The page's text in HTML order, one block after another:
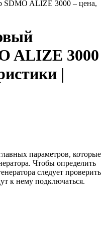
SDMO ALIZE 3000 – цена,
ALIZE 3000
|
параметров, которые
Чтобы определить
следует проверить
к нему подключаться.